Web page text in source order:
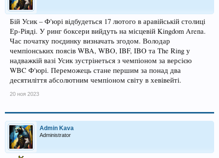
Бій Усик – Ф'юрі відбудеться 17 лютого в аравійській столиці
Ер-Ріяді. У ринг боксери вийдуть на місцевій Kingdom Arena.
Час початку поєдинку визначать згодом. Володар
чемпіонських поясів WBA, WBO, IBF, IBO та The Ring у
надважкій вазі Усик зустрінеться з чемпіоном за версією
WBC Ф'юрі. Переможець стане першим за понад два
десятиліття абсолютним чемпіоном світу в хевівейті.
20 ноя 2023
Admin Kava
Administrator